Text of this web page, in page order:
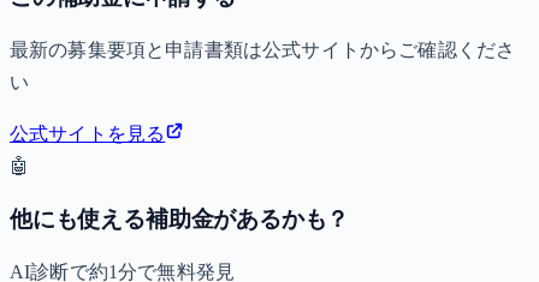
最新の募集要項と申請書類は公式サイトからご確認くださ
い
公式サイトを見る
🤖
他にも使える補助金があるかも？
AI診断で約1分で無料発見